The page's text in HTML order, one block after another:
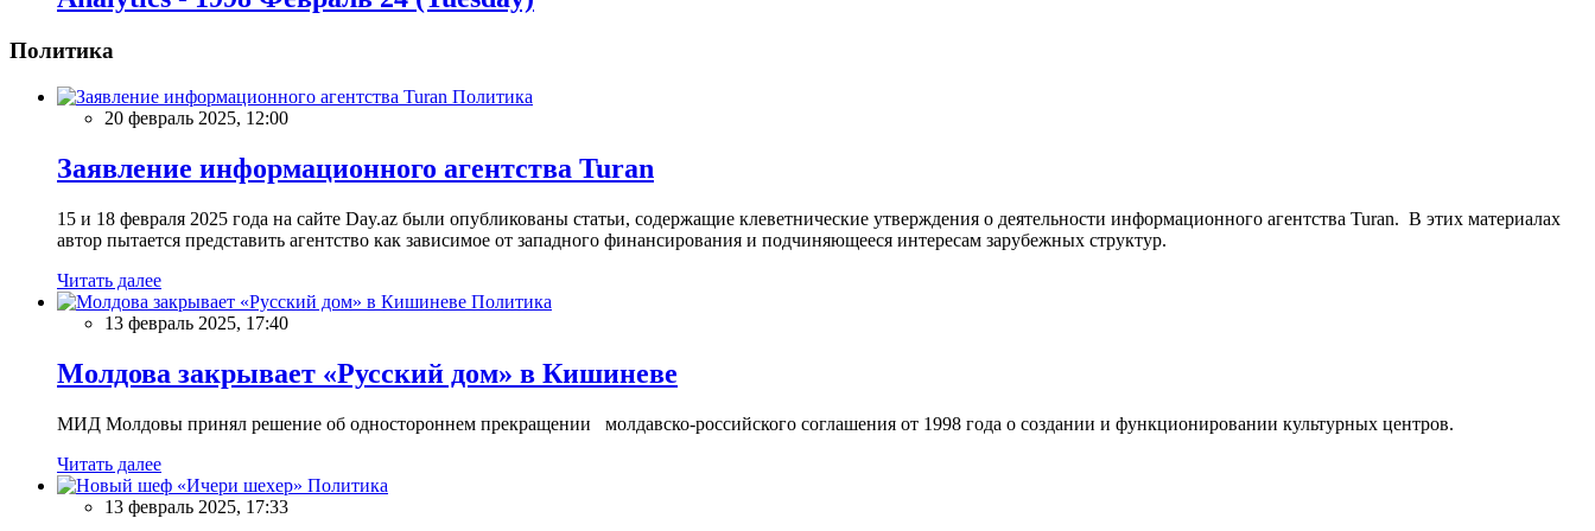
Политика
Политика
20 февраль 2025, 12:00
Заявление информационного агентства Turan
15 и 18 февраля 2025 года на сайте Day.az были опубликованы статьи, содержащие клеветнические утверждения о деятельности информационного агентства Turan. В этих материалах
автор пытается представить агентство как зависимое от западного финансирования и подчиняющееся интересам зарубежных структур.
Читать далее
Политика
13 февраль 2025, 17:40
Молдова закрывает «Русский дом» в Кишиневе
МИД Молдовы принял решение об одностороннем прекращении молдавско-российского соглашения от 1998 года о создании и функционировании культурных центров.
Читать далее
Политика
13 февраль 2025, 17:33